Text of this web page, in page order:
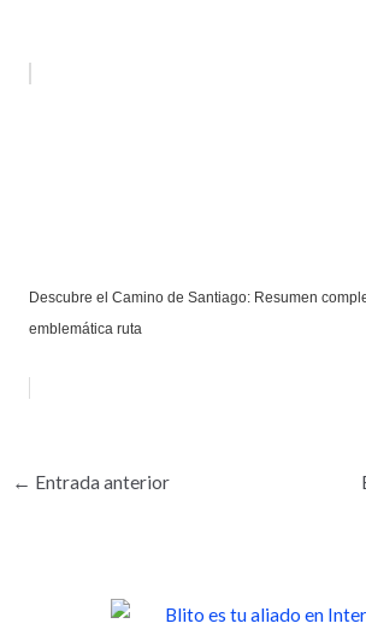
Descubre el Camino de Santiago: Resumen
emblemática ruta
← Entrada anterior